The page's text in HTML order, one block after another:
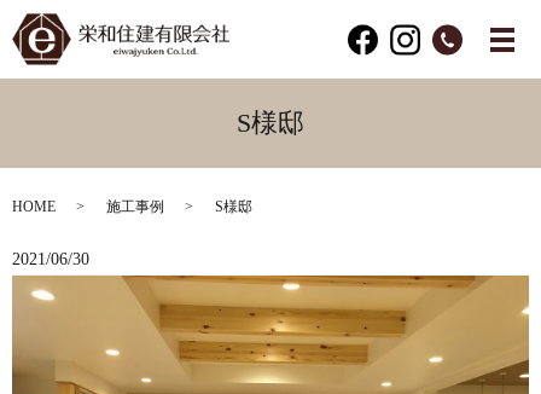
S様邸
HOME 施工事例 S様邸
2021/06/30